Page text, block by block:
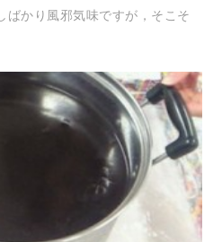
ばかり風邪気味ですが，そこそ